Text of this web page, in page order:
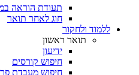
תעודת הוראה
חוג לאחר תואר
ללמוד ולחקור
תואר ראשון
ידיעון
חיפוש קורסים
חיפוש מעבדת